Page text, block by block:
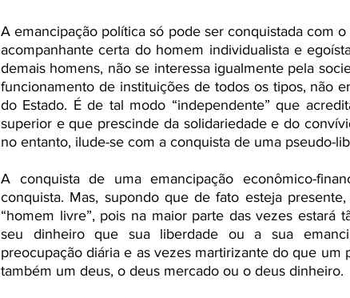
A emancipação política só pode ser conquistada com
acompanhante certa do homem individualista e
demais homens, não se interessa igualmente pela
funcionamento de instituições de todos os tipos, não
do Estado. É de tal modo “independente” que
superior e que prescinde da solidariedade e do
no entanto, ilude-se com a conquista de uma pseudo-
A conquista de uma emancipação econômico-
conquista. Mas, supondo que de fato esteja
“homem livre”, pois na maior parte das vezes estará
seu dinheiro que sua liberdade ou a sua
preocupação diária e as vezes martirizante do que
também um deus, o deus mercado ou o deus dinheiro.